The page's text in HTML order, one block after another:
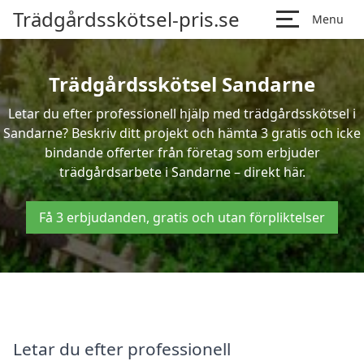
Trädgårdsskötsel-pris.se Menu
Trädgårdsskötsel Sandarne
Letar du efter professionell hjälp med trädgårdsskötsel i
Sandarne? Beskriv ditt projekt och hämta 3 gratis och icke
bindande offerter från företag som erbjuder
trädgårdsarbete i Sandarne – direkt här.
Få 3 erbjudanden, gratis och utan förpliktelser
Letar du efter professionell